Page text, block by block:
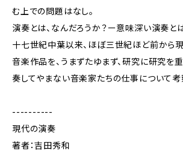
む上での問題はなし。
演奏とは、なんだろうか？ー意味深い演奏と
十七世紀中葉以来、ほぼ三世紀ほど前から
音楽作品を、うまずたゆまず、研究に研究を
奏してやまない音楽家たちの仕事について考
----------
現代の演奏
著者：吉田秀和